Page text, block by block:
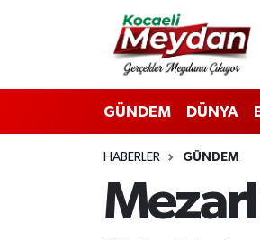
GÜNDEM DÜNYA
HABERLER GÜNDEM
Nöbetçi Eczaneler
Hava Durumu
Trafik Durumu
Süper Lig Puan Durumu ve